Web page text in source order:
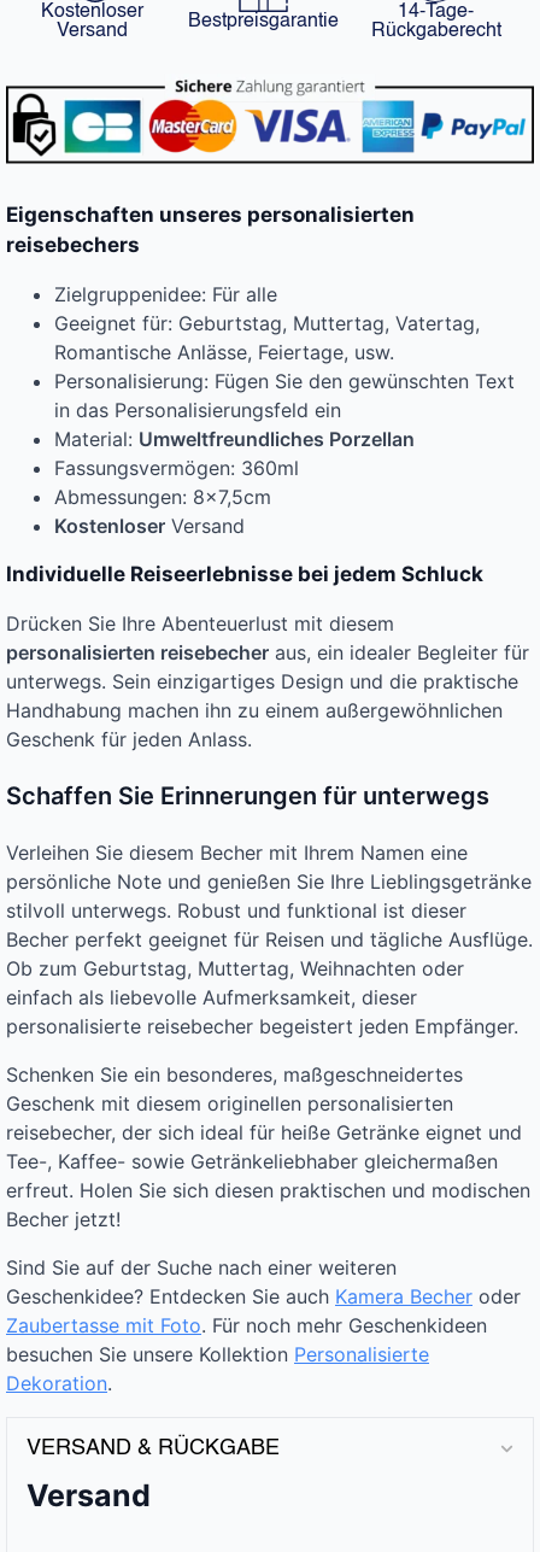
Kostenloser
Versand
Bestpreisgarantie
14-Tage-
Rückgaberecht
Eigenschaften unseres personalisierten
reisebechers
Zielgruppenidee: Für alle
Geeignet für: Geburtstag, Muttertag, Vatertag,
Romantische Anlässe, Feiertage, usw.
Personalisierung: Fügen Sie den gewünschten Text
in das Personalisierungsfeld ein
Material: Umweltfreundliches Porzellan
Fassungsvermögen: 360ml
Abmessungen: 8×7,5cm
Kostenloser Versand
Individuelle Reiseerlebnisse bei jedem Schluck
Drücken Sie Ihre Abenteuerlust mit diesem
personalisierten reisebecher aus, ein idealer Begleiter für
unterwegs. Sein einzigartiges Design und die praktische
Handhabung machen ihn zu einem außergewöhnlichen
Geschenk für jeden Anlass.
Schaffen Sie Erinnerungen für unterwegs
Verleihen Sie diesem Becher mit Ihrem Namen eine
persönliche Note und genießen Sie Ihre Lieblingsgetränke
stilvoll unterwegs. Robust und funktional ist dieser
Becher perfekt geeignet für Reisen und tägliche Ausflüge.
Ob zum Geburtstag, Muttertag, Weihnachten oder
einfach als liebevolle Aufmerksamkeit, dieser
personalisierte reisebecher begeistert jeden Empfänger.
Schenken Sie ein besonderes, maßgeschneidertes
Geschenk mit diesem originellen personalisierten
reisebecher, der sich ideal für heiße Getränke eignet und
Tee-, Kaffee- sowie Getränkeliebhaber gleichermaßen
erfreut. Holen Sie sich diesen praktischen und modischen
Becher jetzt!
Sind Sie auf der Suche nach einer weiteren
Geschenkidee? Entdecken Sie auch Kamera Becher oder
Zaubertasse mit Foto. Für noch mehr Geschenkideen
besuchen Sie unsere Kollektion Personalisierte
Dekoration.
VERSAND & RÜCKGABE
Versand